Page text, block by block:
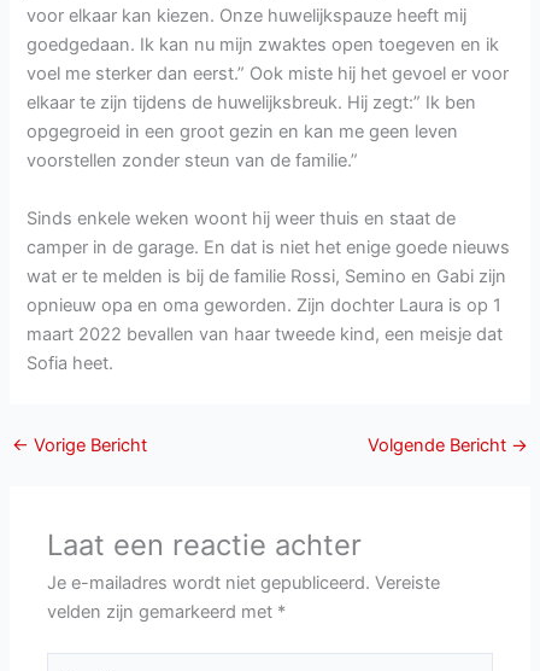
voor elkaar kan kiezen. Onze huwelijkspauze heeft mij
goedgedaan. Ik kan nu mijn zwaktes open toegeven en ik
voel me sterker dan eerst.” Ook miste hij het gevoel er voor
elkaar te zijn tijdens de huwelijksbreuk. Hij zegt:” Ik ben
opgegroeid in een groot gezin en kan me geen leven
voorstellen zonder steun van de familie.”
Sinds enkele weken woont hij weer thuis en staat de
camper in de garage. En dat is niet het enige goede nieuws
wat er te melden is bij de familie Rossi, Semino en Gabi zijn
opnieuw opa en oma geworden. Zijn dochter Laura is op 1
maart 2022 bevallen van haar tweede kind, een meisje dat
Sofia heet.
← Vorige Bericht Volgende Bericht →
Laat een reactie achter
Je e-mailadres wordt niet gepubliceerd. Vereiste
velden zijn gemarkeerd met *